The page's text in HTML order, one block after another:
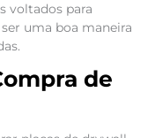
voltados para
uma boa maneira
de